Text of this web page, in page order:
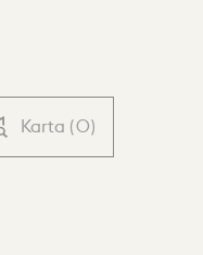
Karta (0)